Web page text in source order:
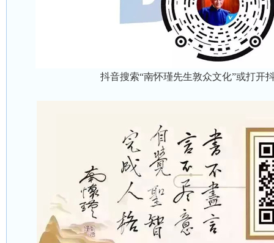
抖音搜索“南怀瑾先生敦众文化”或打开